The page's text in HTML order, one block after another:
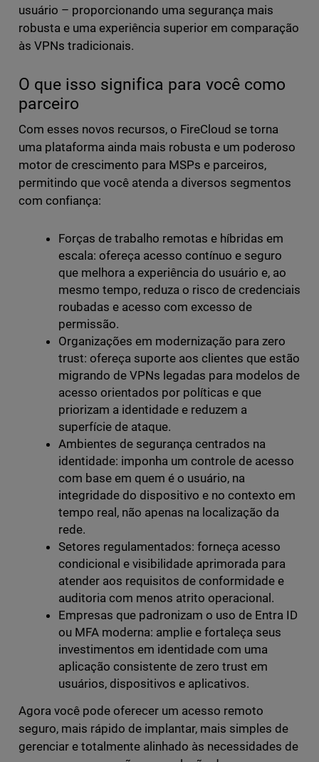
usuário – proporcionando uma segurança mais
robusta e uma experiência superior em comparação
às VPNs tradicionais.
O que isso significa para você como
parceiro
Com esses novos recursos, o FireCloud se torna
uma plataforma ainda mais robusta e um poderoso
motor de crescimento para MSPs e parceiros,
permitindo que você atenda a diversos segmentos
com confiança:
Forças de trabalho remotas e híbridas em
escala: ofereça acesso contínuo e seguro
que melhora a experiência do usuário e, ao
mesmo tempo, reduza o risco de credenciais
roubadas e acesso com excesso de
permissão.
Organizações em modernização para zero
trust: ofereça suporte aos clientes que estão
migrando de VPNs legadas para modelos de
acesso orientados por políticas e que
priorizam a identidade e reduzem a
superfície de ataque.
Ambientes de segurança centrados na
identidade: imponha um controle de acesso
com base em quem é o usuário, na
integridade do dispositivo e no contexto em
tempo real, não apenas na localização da
rede.
Setores regulamentados: forneça acesso
condicional e visibilidade aprimorada para
atender aos requisitos de conformidade e
auditoria com menos atrito operacional.
Empresas que padronizam o uso de Entra ID
ou MFA moderna: amplie e fortaleça seus
investimentos em identidade com uma
aplicação consistente de zero trust em
usuários, dispositivos e aplicativos.
Agora você pode oferecer um acesso remoto
seguro, mais rápido de implantar, mais simples de
gerenciar e totalmente alinhado às necessidades de